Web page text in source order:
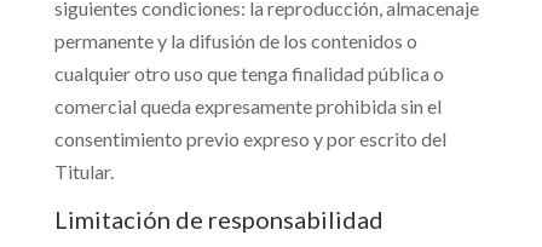
siguientes condiciones: la reproducción, almacenaje
permanente y la difusión de los contenidos o
cualquier otro uso que tenga finalidad pública o
comercial queda expresamente prohibida sin el
consentimiento previo expreso y por escrito del
Titular.
Limitación de responsabilidad